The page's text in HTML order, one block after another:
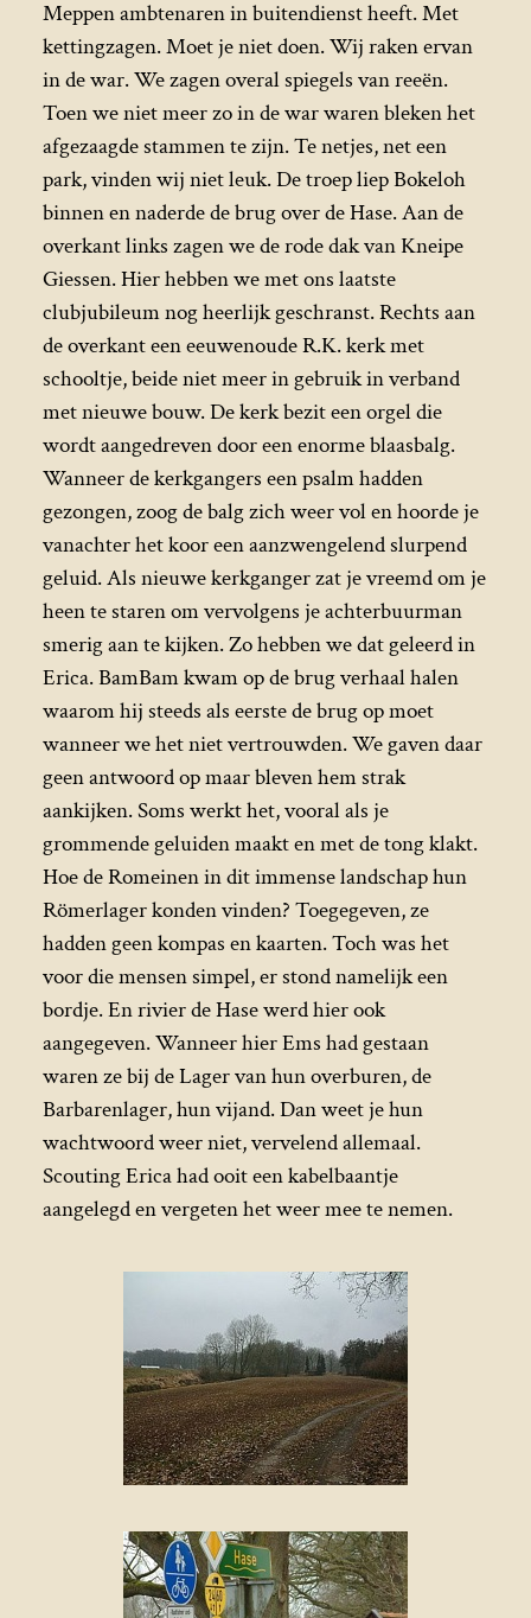
Meppen ambtenaren in buitendienst heeft. Met
kettingzagen. Moet je niet doen. Wij raken ervan
in de war. We zagen overal spiegels van reeën.
Toen we niet meer zo in de war waren bleken het
afgezaagde stammen te zijn. Te netjes, net een
park, vinden wij niet leuk. De troep liep Bokeloh
binnen en naderde de brug over de Hase. Aan de
overkant links zagen we de rode dak van Kneipe
Giessen. Hier hebben we met ons laatste
clubjubileum nog heerlijk geschranst. Rechts aan
de overkant een eeuwenoude R.K. kerk met
schooltje, beide niet meer in gebruik in verband
met nieuwe bouw. De kerk bezit een orgel die
wordt aangedreven door een enorme blaasbalg.
Wanneer de kerkgangers een psalm hadden
gezongen, zoog de balg zich weer vol en hoorde je
vanachter het koor een aanzwengelend slurpend
geluid. Als nieuwe kerkganger zat je vreemd om je
heen te staren om vervolgens je achterbuurman
smerig aan te kijken. Zo hebben we dat geleerd in
Erica. BamBam kwam op de brug verhaal halen
waarom hij steeds als eerste de brug op moet
wanneer we het niet vertrouwden. We gaven daar
geen antwoord op maar bleven hem strak
aankijken. Soms werkt het, vooral als je
grommende geluiden maakt en met de tong klakt.
Hoe de Romeinen in dit immense landschap hun
Römerlager konden vinden? Toegegeven, ze
hadden geen kompas en kaarten. Toch was het
voor die mensen simpel, er stond namelijk een
bordje. En rivier de Hase werd hier ook
aangegeven. Wanneer hier Ems had gestaan
waren ze bij de Lager van hun overburen, de
Barbarenlager, hun vijand. Dan weet je hun
wachtwoord weer niet, vervelend allemaal.
Scouting Erica had ooit een kabelbaantje
aangelegd en vergeten het weer mee te nemen.